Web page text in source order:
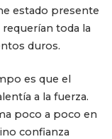
estado presente
toda la
duros.
es que el
a la fuerza.
poco a poco en
confianza